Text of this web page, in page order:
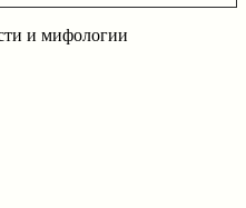
и мифологии